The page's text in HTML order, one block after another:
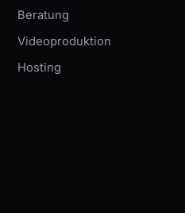
Beratung
Videoproduktion
Hosting